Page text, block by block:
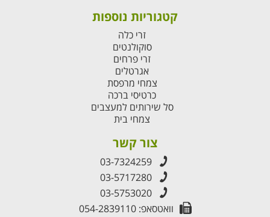
קטגוריות נוספות
זרי כלה
סוקולנטים
זרי פרחים
אגרטלים
צמחי מרפסת
כרטיסי ברכה
סל שירותים למעצבים
צמחי בית
צור קשר
03-7324259
03-5717280
03-5753020
וואטסאפ: 054-2839110